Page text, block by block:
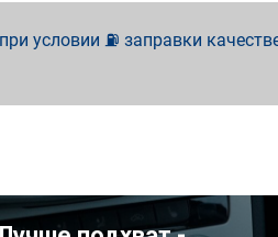
условии ⛽ заправки